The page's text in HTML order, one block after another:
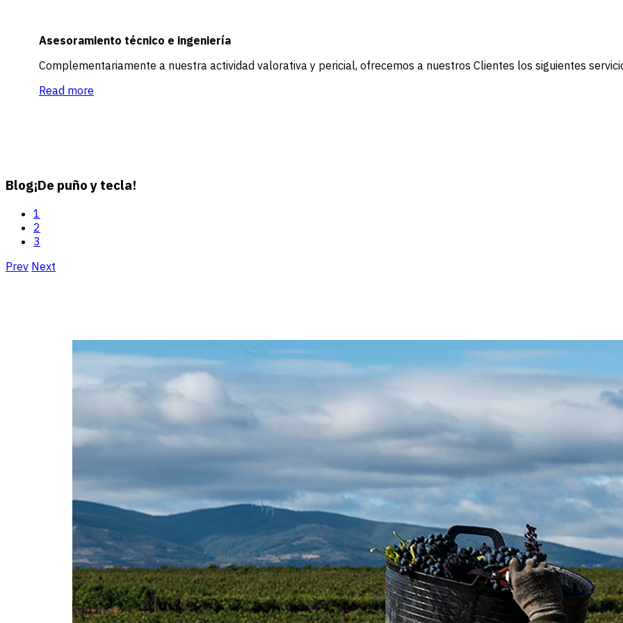
Asesoramiento técnico e ingeniería
Complementariamente a nuestra actividad valorativa y pericial, ofrecemos a nuestros Clientes los siguientes
Read more
Blog¡De puño y tecla!
1
2
3
Prev Next